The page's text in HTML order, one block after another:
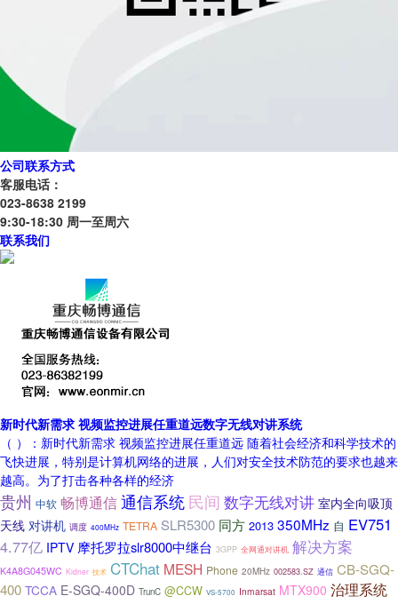
公司联系方式
客服电话：
023-8638 2199
9:30-18:30 周一至周六
联系我们
新时代新需求 视频监控进展任重道远数字无线对讲系统
（ ）：新时代新需求 视频监控进展任重道远 随着社会经济和科学技术的
飞快进展，特别是计算机网络的进展，人们对安全技术防范的要求也越来
越高。为了打击各种各样的经济
贵州 中软 畅博通信通信系统 民间 数字无线对讲 室内全向吸顶
天线 对讲机 调度 400MHz TETRA SLR5300 同方 2013 350MHz 自 EV751
4.77亿 IPTV 摩托罗拉slr8000中继台 3GPP 全网通对讲机 解决方案
K4A8G045WC Kidner 技术 CTChat MESH Phone 20MHz 002583.SZ 通信 CB-SGQ-
400 TCCA E-SGQ-400D TrunC @CCW VS-5700 Inmarsat MTX900 治理系统